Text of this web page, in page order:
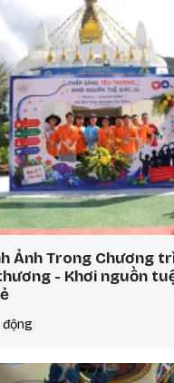
Ảnh Trong Chương
- Khơi nguồn